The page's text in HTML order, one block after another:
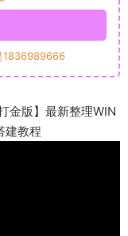
1836989666
金版】最新整理WIN
建教程